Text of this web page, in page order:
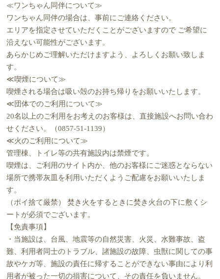
≪ワンちゃん同伴について≫
ワンちゃん同伴の場合は、事前にご連絡ください。
エリアを指定させていただくことがございますので ご希望に
沿えない可能性がございます。
あらかじめご理解いただけますよう、よろしくお願い致しま
す。
≪喫煙について≫
喫煙される場合は吸い殻のお持ち帰りをお願いいたします。
≪団体でのご利用について≫
20名以上のご利用をお考えのお客様は、直接施設へお問い合わ
せください。（0857-51-1139）
≪火のご利用について≫
管理棟、トイレ等の共有施設内は禁煙です。
喫煙は、ご利用のサイト内か、他のお客様にご迷惑とならない
場所で携帯灰皿を利用いただくようご配慮をお願いいたしま
す。
（ポイ捨て厳禁） 焚き火をするときに焚き火台の下に敷くシ
ートが必須でございます。
【免責事項】
・当施設は、台風、地震等の自然災害、火災、水難事故、盗
難、利用者同士のトラブル、諸施設の故障、虫獣に関しての事
故やケガ等、施設の責任に帰することができない事由により利
用者が被った一切の損害について、その責任を負いません。